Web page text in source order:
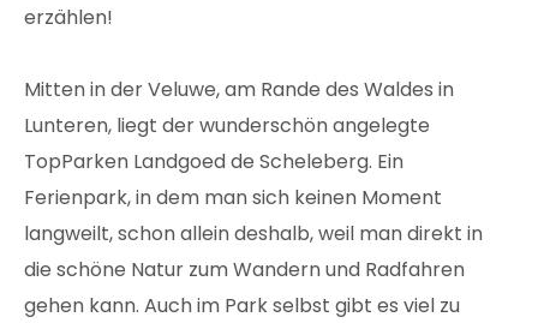
erzählen!
Mitten in der Veluwe, am Rande des Waldes in
Lunteren, liegt der wunderschön angelegte
TopParken Landgoed de Scheleberg. Ein
Ferienpark, in dem man sich keinen Moment
langweilt, schon allein deshalb, weil man direkt in
die schöne Natur zum Wandern und Radfahren
gehen kann. Auch im Park selbst gibt es viel zu